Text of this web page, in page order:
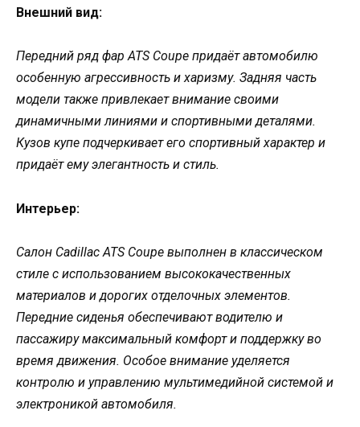
Внешний вид:
Передний ряд фар ATS Coupe придаёт автомобилю
особенную агрессивность и харизму. Задняя часть
модели также привлекает внимание своими
динамичными линиями и спортивными деталями.
Кузов купе подчеркивает его спортивный характер и
придаёт ему элегантность и стиль.
Интерьер:
Салон Cadillac ATS Coupe выполнен в классическом
стиле с использованием высококачественных
материалов и дорогих отделочных элементов.
Передние сиденья обеспечивают водителю и
пассажиру максимальный комфорт и поддержку во
время движения. Особое внимание уделяется
контролю и управлению мультимедийной системой и
электроникой автомобиля.